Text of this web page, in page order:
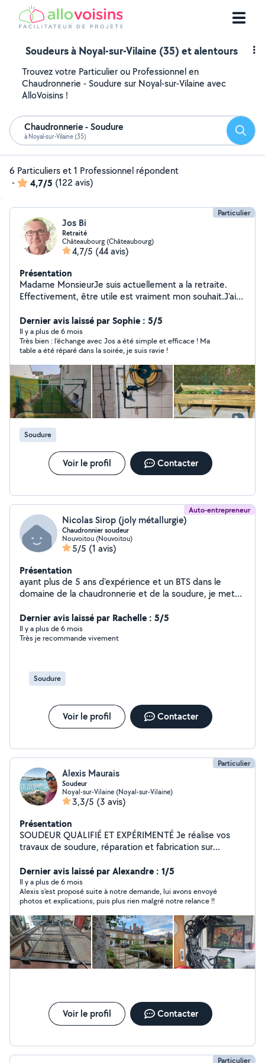
Soudeurs à Noyal-sur-Vilaine (35) et alentours
Trouvez votre Particulier ou Professionnel en
Chaudronnerie - Soudure sur Noyal-sur-Vilaine avec
AlloVoisins !
Chaudronnerie - Soudure
à Noyal-sur-Vilaine (35)
6 Particuliers et 1 Professionnel répondent
-
4,7/5 (122 avis)
Particulier
Jos Bi
Retraité
Châteaubourg (Châteaubourg)
4,7/5 (44 avis)
Présentation
Madame MonsieurJe suis actuellement a la retraite.
Effectivement, être utile est vraiment mon souhait.J'ai
plomberie chauffage dépannage .....? Je suis titulaire
d'un permis B et remorque.Cordialement
Dernier avis laissé par Sophie : 5/5
Il y a plus de 6 mois
Très bien : l'échange avec Jos a été simple et efficace ! Ma
table a été réparé dans la soirée, je suis ravie !
Soudure
Voir le profil Contacter
Auto-entrepreneur
Nicolas Sirop (joly métallurgie)
Chaudronnier soudeur
Nouvoitou (Nouvoitou)
5/5 (1 avis)
Présentation
ayant plus de 5 ans d'expérience et un BTS dans le
domaine de la chaudronnerie et de la soudure, je mets
travaux : - portail - escalier - garde-corps - rénovation et
remise à neuf de vos biens (alu, inox, acier)
Dernier avis laissé par Rachelle : 5/5
Il y a plus de 6 mois
Très je recommande vivement
Soudure
Voir le profil Contacter
Particulier
Alexis Maurais
Soudeur
Noyal-sur-Vilaine (Noyal-sur-Vilaine)
3,3/5 (3 avis)
Présentation
SOUDEUR QUALIFIÉ ET EXPÉRIMENTÉ Je réalise vos
travaux de soudure, réparation et fabrication sur
Équipé d'un utilitaire, je me déplace rapidement sur site.
Travail propre, réactif et soigné. Contactez-moi pour un
devis rapide !
Dernier avis laissé par Alexandre : 1/5
Il y a plus de 6 mois
Alexis s'est proposé suite à notre demande, lui avons envoyé
photos et explications, puis plus rien malgré notre relance !!
Voir le profil Contacter
Particulier